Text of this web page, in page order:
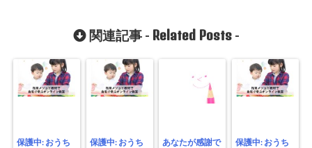
関連記事 - Related Posts-
保護中: おうち
保護中: おうち
あなたが感謝で
保護中: おうち